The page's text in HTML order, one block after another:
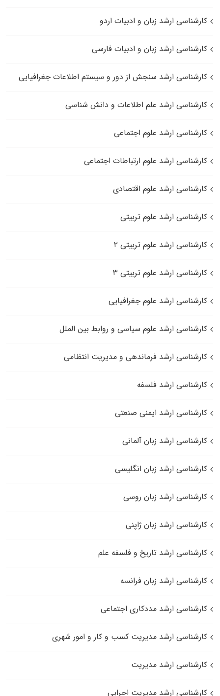
کارشناسی ارشد زبان و ادبیات اردو
کارشناسی ارشد زبان و ادبیات فارسی
کارشناسی ارشد سنجش از دور و سیستم اطلاعات جغرافیایی
کارشناسی ارشد علم اطلاعات و دانش شناسی
کارشناسی ارشد علوم اجتماعی
کارشناسی ارشد علوم ارتباطات اجتماعی
کارشناسی ارشد علوم اقتصادی
کارشناسی ارشد علوم تربیتی
کارشناسی ارشد علوم تربیتی ۲
کارشناسی ارشد علوم تربیتی ۳
کارشناسی ارشد علوم جغرافیایی
کارشناسی ارشد علوم سیاسی و روابط بین الملل
کارشناسی ارشد فرماندهی و مدیریت انتظامی
کارشناسی ارشد فلسفه
کارشناسی ارشد ایمنی صنعتی
کارشناسی ارشد زبان آلمانی
کارشناسی ارشد زبان انگلیسی
کارشناسی ارشد زبان روسی
کارشناسی ارشد زبان ژاپنی
کارشناسی ارشد تاریخ و فلسفه علم
کارشناسی ارشد زبان فرانسه
کارشناسی ارشد مددکاری اجتماعی
کارشناسی ارشد مدیریت کسب و کار و امور شهری
کارشناسی ارشد مدیریت
کارشناسی ارشد مدیریت اجرایی